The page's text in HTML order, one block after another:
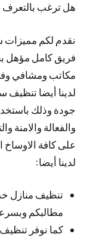
هل ترغب
نقدم لكم مميزات
فريق كامل مؤهل
مكاتب ومشافي
لدينا أيضا
جودة وذلك
والفعالة والامنة
على كافة الاوساخ
لدينا أيضا:
مطالبكم
كما نوفر